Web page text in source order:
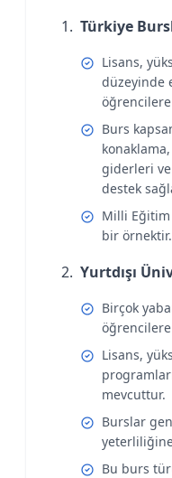
Türkiye
Lisans,
düzeyinde
Burs
konaklama,
giderleri
destek
Milli Eğitim
bir örnektir.
Yurtdışı
Birçok
Lisans,
mevcuttur.
Burslar
Bu burs